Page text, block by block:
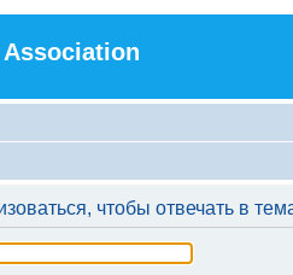
чтобы отвечать в